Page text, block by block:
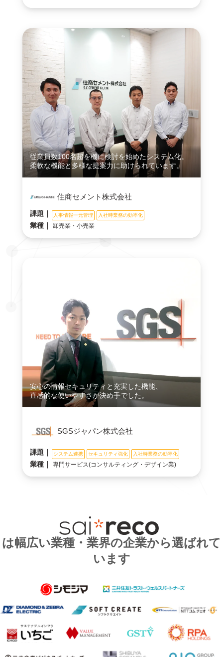
従業員数100名超を機に検討を始めたシステム化。
柔軟な機能と多様な提案力に助けられています。
住商セメント株式会社
課題｜ 人事情報一元管理 入社時業務の効率化
業種｜ 卸売業・小売業
安心の情報セキュリティと充実した機能、
直感的な使いやすさが決め手でした。
SGSジャパン株式会社
課題｜ システム連携 セキュリティ強化 入社時業務の効率化
業種｜ 専門サービス(コンサルティング・デザイン業)
は幅広い業種・業界の企業から選ばれて
います